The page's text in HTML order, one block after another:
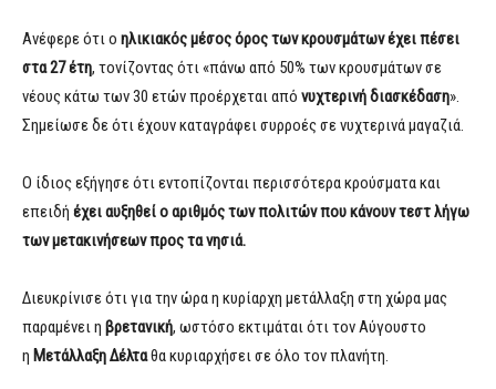
Ανέφερε ότι ο ηλικιακός μέσος όρος των κρουσμάτων έχει πέσει
στα 27 έτη, τονίζοντας ότι «πάνω από 50% των κρουσμάτων σε
νέους κάτω των 30 ετών προέρχεται από νυχτερινή διασκέδαση».
Σημείωσε δε ότι έχουν καταγράφει συρροές σε νυχτερινά μαγαζιά.
Ο ίδιος εξήγησε ότι εντοπίζονται περισσότερα κρούσματα και
επειδή έχει αυξηθεί ο αριθμός των πολιτών που κάνουν τεστ λήγω
των μετακινήσεων προς τα νησιά.
Διευκρίνισε ότι για την ώρα η κυρίαρχη μετάλλαξη στη χώρα μας
παραμένει η βρετανική, ωστόσο εκτιμάται ότι τον Αύγουστο
η Μετάλλαξη Δέλταθα κυριαρχήσει σε όλο τον πλανήτη.